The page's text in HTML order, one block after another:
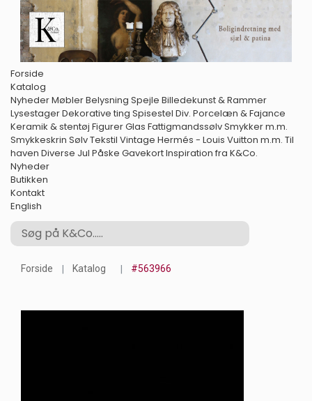
Forside
Katalog
NyhederMøblerBelysning Spejle Billedekunst & Rammer
LysestagerDekorative ting Spisestel Div. Porcelæn & Fajance
Keramik & stentøj FigurerGlas FattigmandssølvSmykker m.m.
Smykkeskrin SølvTekstil Vintage Hermés - Louis Vuitton m.m. Til
haven Diverse Jul Påske GavekortInspiration fra K&Co.
Nyheder
Butikken
Kontakt
English
Forside Katalog #563966